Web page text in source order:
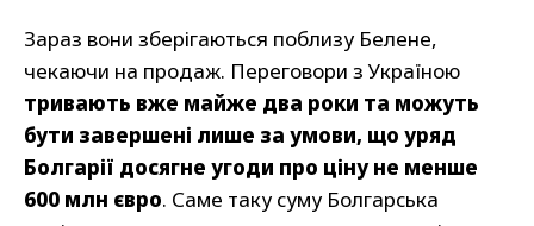
Зараз вони зберігаються поблизу Белене,
чекаючи на продаж. Переговори з Україною
тривають вже майже два роки та можуть
бути завершені лише за умови, що уряд
Болгарії досягне угоди про ціну не менше
600 млн євро. Саме таку суму Болгарська